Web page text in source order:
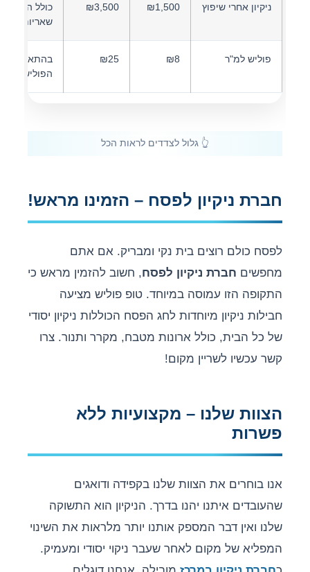
ניקיון אחרי שיפוץ ₪1,500
₪3,500
כולל הסרת
שאריות צבע
פוליש למ"ר ₪8
₪25
בהתאם לסוג
הפוליש
חברת ניקיון לפסח – הזמינו מראש!
לפסח כולם רוצים בית נקי ומבריק. אם אתם
מחפשים חברת ניקיון לפסח, חשוב להזמין מראש כי
התקופה הזו עמוסה במיוחד. טופ פוליש מציעה
חבילות ניקיון מיוחדות לחג הפסח הכוללות ניקיון יסודי
של כל הבית, כולל ארונות מטבח, מקרר ותנור. צרו
קשר עכשיו לשריין מקום!
הצוות שלנו – מקצועיות ללא
פשרות
אנו בוחרים את הצוות שלנו בקפידה ודואגים
שהעובדים איתנו יהנו בדרך. הניקיון הוא התשוקה
שלנו ואין דבר המספק אותנו יותר מלראות את השינוי
המפליא של מקום לאחר שעבר ניקוי יסודי ומעמיק.